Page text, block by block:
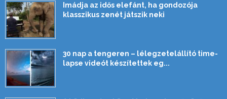
Imádja az idős elefánt, ha gondozója
klasszikus zenét játszik neki
30 nap a tengeren – lélegzetelállító time-
lapse videót készítettek eg...